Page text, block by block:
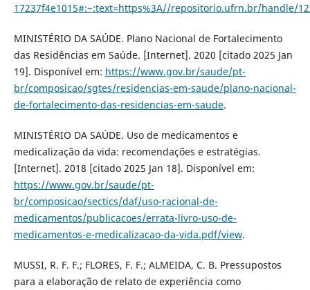
17237f4e1015#:~:text=https%3A//repositorio.ufrn.br/handle/
MINISTÉRIO DA SAÚDE. Plano Nacional de Fortalecimento
das Residências em Saúde. [Internet]. 2020 [citado 2025 Jan
19]. Disponível em: https://www.gov.br/saude/pt-
br/composicao/sgtes/residencias-em-saude/plano-nacional-
de-fortalecimento-das-residencias-em-saude.
MINISTÉRIO DA SAÚDE. Uso de medicamentos e
medicalização da vida: recomendações e estratégias.
[Internet]. 2018 [citado 2025 Jan 18]. Disponível em:
https://www.gov.br/saude/pt-
br/composicao/sectics/daf/uso-racional-de-
medicamentos/publicacoes/errata-livro-uso-de-
medicamentos-e-medicalizacao-da-vida.pdf/view.
MUSSI, R. F. F.; FLORES, F. F.; ALMEIDA, C. B. Pressupostos
para a elaboração de relato de experiência como